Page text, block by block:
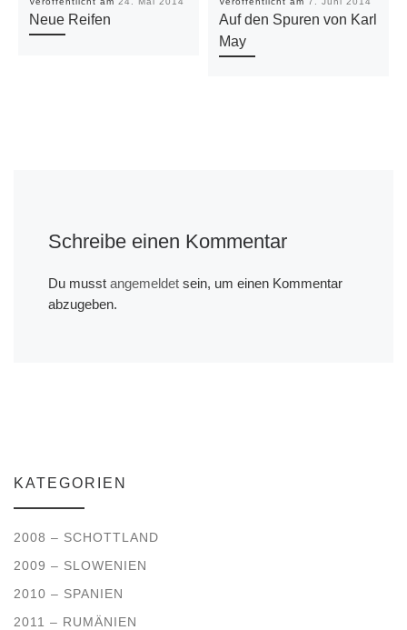
Neue Reifen
Auf den Spuren von Karl
May
Schreibe einen Kommentar
Du musst angemeldetsein, um einen Kommentar
abzugeben.
KATEGORIEN
2008 – SCHOTTLAND
2009 – SLOWENIEN
2010 – SPANIEN
2011 – RUMÄNIEN